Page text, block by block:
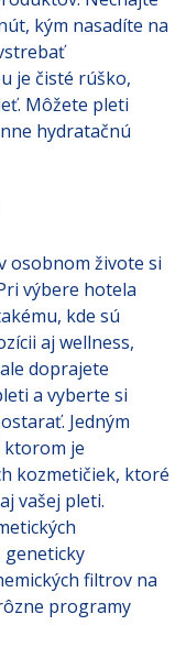
kým nasadíte na
je čisté rúško,
Môžete pleti
hydratačnú
osobnom živote si
výbere hotela
kde sú
aj wellness,
doprajete
a vyberte si
Jedným
ktorom je
kozmetičiek, ktoré
vašej pleti.
geneticky
filtrov na
programy